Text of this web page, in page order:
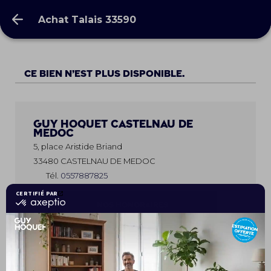
Achat Talais 33590
Achat Talais 33590
Ce bien n’est plus disponible.
Guy HoquetCASTELNAU DE
MEDOC
5, place Aristide Briand
33480 CASTELNAU DE MEDOC
Tél. 0557887825
Les horaires